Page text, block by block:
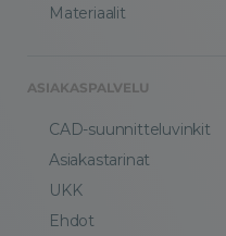
Materiaalit
ASIAKASPALVELU
CAD-suunnitteluvinkit
Asiakastarinat
UKK
Ehdot